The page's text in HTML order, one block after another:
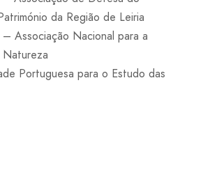
da Região de Leiria
Associação Nacional para a
Portuguesa para o Estudo das